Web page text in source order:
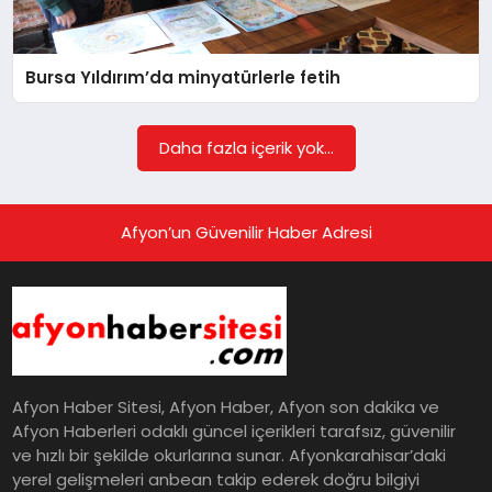
EKONOMI
SAĞLIK
SPOR
Bursa Yıldırım’da minyatürlerle fetih
Daha fazla içerik yok...
Afyon’un Güvenilir Haber Adresi
Afyon Haber Sitesi, Afyon Haber, Afyon son dakika ve
Afyon Haberleri odaklı güncel içerikleri tarafsız, güvenilir
ve hızlı bir şekilde okurlarına sunar. Afyonkarahisar’daki
yerel gelişmeleri anbean takip ederek doğru bilgiyi